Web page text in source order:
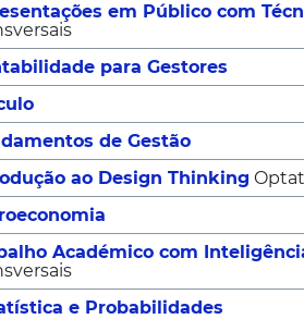
em Público com
para Gestores
de Gestão
ao Design Thinking
Académico com
e Probabilidades